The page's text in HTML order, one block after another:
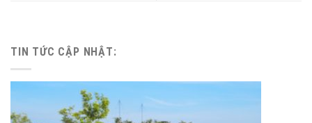
TIN TỨC CẬP NHẬT: